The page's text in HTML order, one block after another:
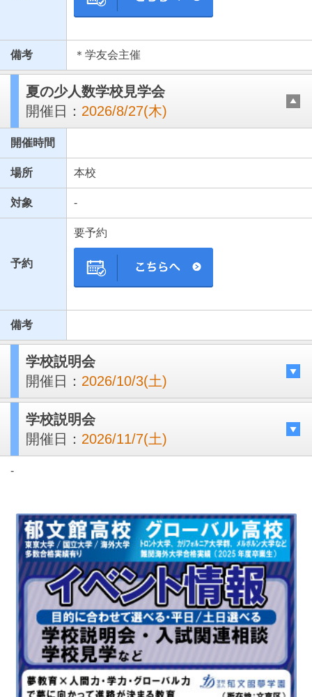
備考 ＊学友会主催
夏の少人数学校見学会
開催日： 2026/8/27(木)
開催時間
場所 本校
対象 -
予約
要予約
備考
学校説明会
開催日： 2026/10/3(土)
学校説明会
開催日： 2026/11/7(土)
-